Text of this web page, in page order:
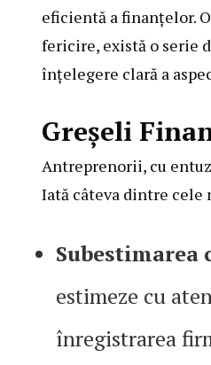
eficientă a finanțelor.
fericire, există o serie
înțelegere clară a
Greșeli
Antreprenorii, cu
Iată câteva dintre cele
Subestimarea
estimeze cu
înregistrarea